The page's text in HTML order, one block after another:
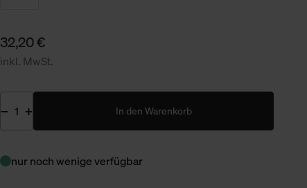
32,20 €
inkl. MwSt.
In den Warenkorb
nur noch wenige verfügbar